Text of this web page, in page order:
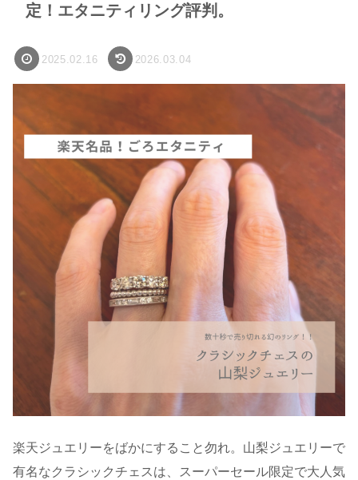
定！エタニティリング評判。
2025.02.16 2026.03.04
楽天ジュエリーをばかにすること勿れ。山梨ジュエリーで
有名なクラシックチェスは、スーパーセール限定で大人気